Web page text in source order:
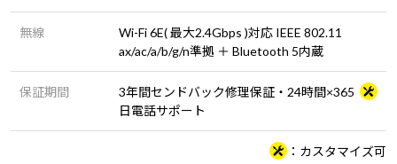
無線
Wi-Fi 6E( 最大2.4Gbps )対応 IEEE 802.11
ax/ac/a/b/g/n準拠 ＋ Bluetooth 5内蔵
保証期間
3年間センドバック修理保証・24時間×365
日電話サポート
カスタマイズ可